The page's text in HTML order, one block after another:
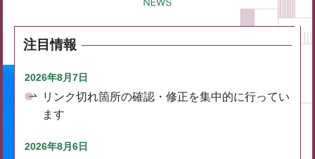
注目情報
2026年8月7日
リンク切れ箇所の確認・修正を集中的に行ってい
ます
2026年8月6日